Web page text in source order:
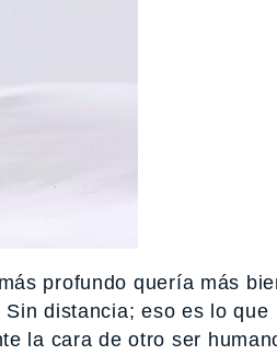
profundo quería más
distancia; eso es lo que
la cara de otro ser